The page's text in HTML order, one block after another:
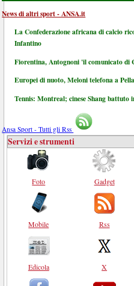
News di altri sport - ANSA.it
La Confederazione africana di calcio
Infantino
Fiorentina, Antognoni 'il comunicato di
Europei di nuoto, Meloni telefona a
Tennis: Montreal; cinese Shang
Ansa Sport - Tutti gli Rss
Servizi e strumenti
Foto
Mobile
Edicola
Gadget
Rss
X